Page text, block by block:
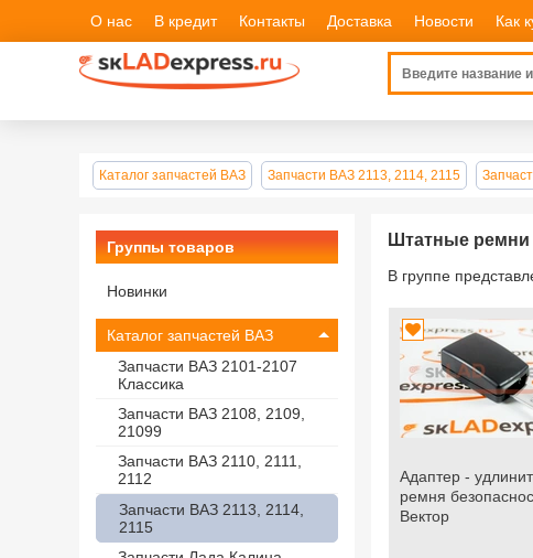
О нас В кредит Контакты Доставка Новости Как
Каталог запчастей ВАЗ Запчасти ВАЗ 2113, 2114, 2115
Группы товаров
Новинки
Каталог запчастей ВАЗ
Запчасти ВАЗ 2101-2107
Классика
Запчасти ВАЗ 2108, 2109,
21099
Запчасти ВАЗ 2110, 2111,
2112
Запчасти ВАЗ 2113, 2114,
2115
Штатные ремни
В группе
Адаптер -
ремня
Вектор